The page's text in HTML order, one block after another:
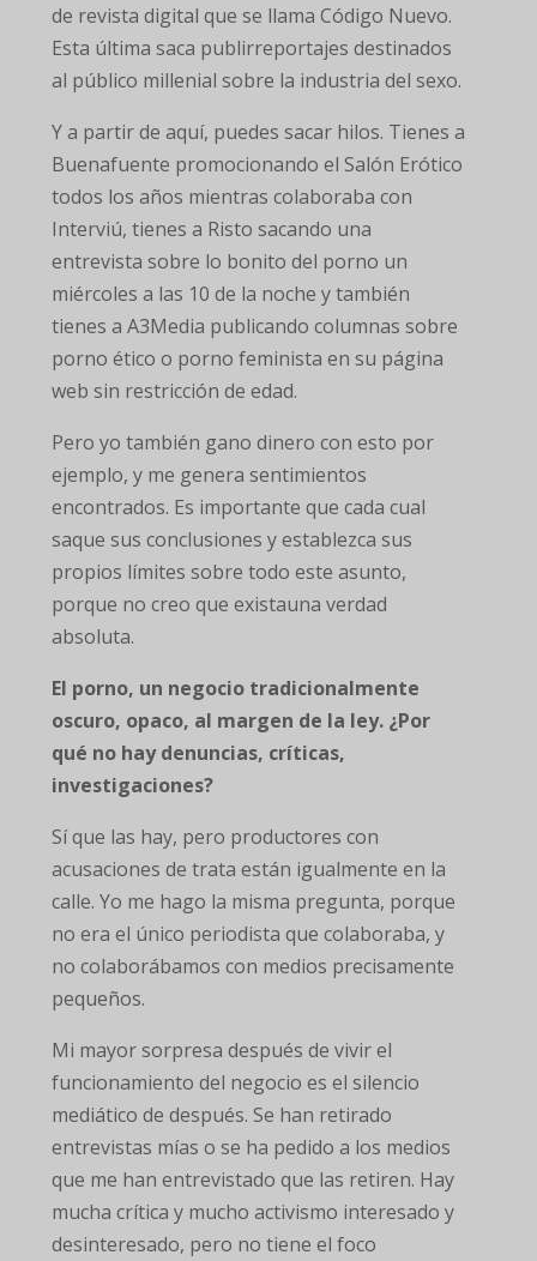
de revista digital que se llama Código Nuevo.
Esta última saca publirreportajes destinados
al público millenial sobre la industria del sexo.
Y a partir de aquí, puedes sacar hilos. Tienes a
Buenafuente promocionando el Salón Erótico
todos los años mientras colaboraba con
Interviú, tienes a Risto sacando una
entrevista sobre lo bonito del porno un
miércoles a las 10 de la noche y también
tienes a A3Media publicando columnas sobre
porno ético o porno feminista en su página
web sin restricción de edad.
Pero yo también gano dinero con esto por
ejemplo, y me genera sentimientos
encontrados. Es importante que cada cual
saque sus conclusiones y establezca sus
propios límites sobre todo este asunto,
porque no creo que existauna verdad
absoluta.
El porno, un negocio tradicionalmente
oscuro, opaco, al margen de la ley. ¿Por
qué no hay denuncias, críticas,
investigaciones?
Sí que las hay, pero productores con
acusaciones de trata están igualmente en la
calle. Yo me hago la misma pregunta, porque
no era el único periodista que colaboraba, y
no colaborábamos con medios precisamente
pequeños.
Mi mayor sorpresa después de vivir el
funcionamiento del negocio es el silencio
mediático de después. Se han retirado
entrevistas mías o se ha pedido a los medios
que me han entrevistado que las retiren. Hay
mucha crítica y mucho activismo interesado y
desinteresado, pero no tiene el foco